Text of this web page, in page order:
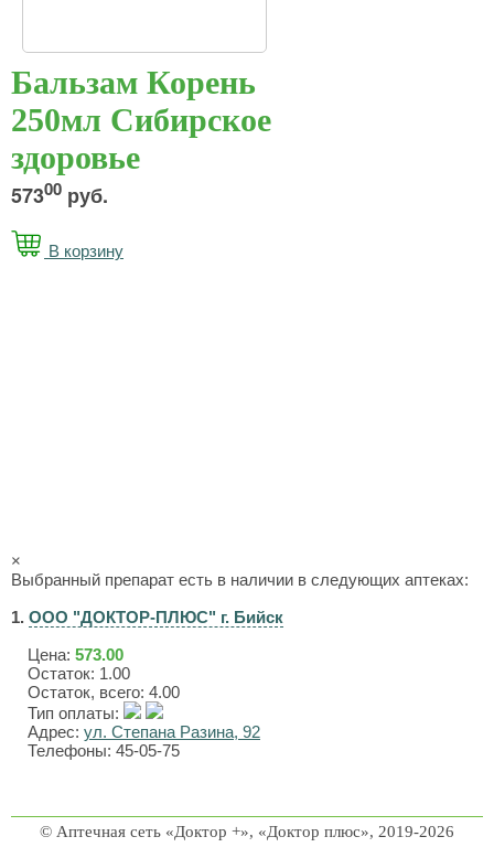
Бальзам Корень
250мл Сибирское
здоровье
57300 руб.
В корзину
×
Выбранный препарат есть в наличии в следующих аптеках:
1. ООО "ДОКТОР-ПЛЮС" г. Бийск
Цена: 573.00
Остаток: 1.00
Остаток, всего: 4.00
Тип оплаты:
Адрес: ул. Степана Разина, 92
Телефоны: 45-05-75
© Аптечная сеть «Доктор +», «Доктор плюс», 2019-2026